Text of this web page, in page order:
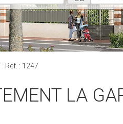
Ref. : 1247
LA